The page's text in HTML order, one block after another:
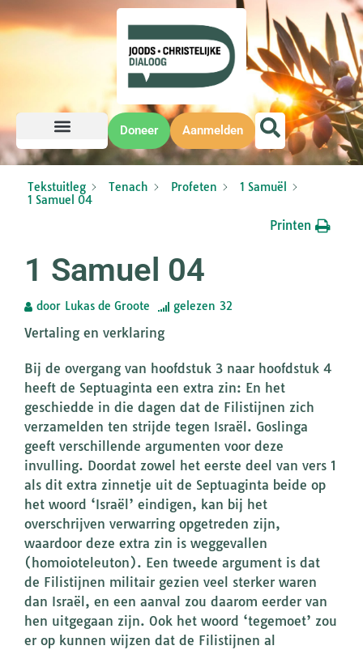
Doneer Aanmelden
Tekstuitleg Tenach Profeten
1 Samuël
1 Samuel 04
Printen
1 Samuel 04
door Lukas de Groote gelezen 32
Vertaling en verklaring
Bij de overgang van hoofdstuk 3 naar hoofdstuk 4
heeft de Septuaginta een extra zin: En het
geschiedde in die dagen dat de Filistijnen zich
verzamelden ten strijde tegen Israël. Goslinga
geeft verschillende argumenten voor deze
invulling. Doordat zowel het eerste deel van vers 1
als dit extra zinnetje uit de Septuaginta beide op
het woord ‘Israël’ eindigen, kan bij het
overschrijven verwarring opgetreden zijn,
waardoor deze extra zin is weggevallen
(homoioteleuton). Een tweede argument is dat
de Filistijnen militair gezien veel sterker waren
dan Israël, en een aanval zou daarom eerder van
hen uitgegaan zijn. Ook het woord ‘tegemoet’ zou
er op kunnen wijzen dat de Filistijnen al